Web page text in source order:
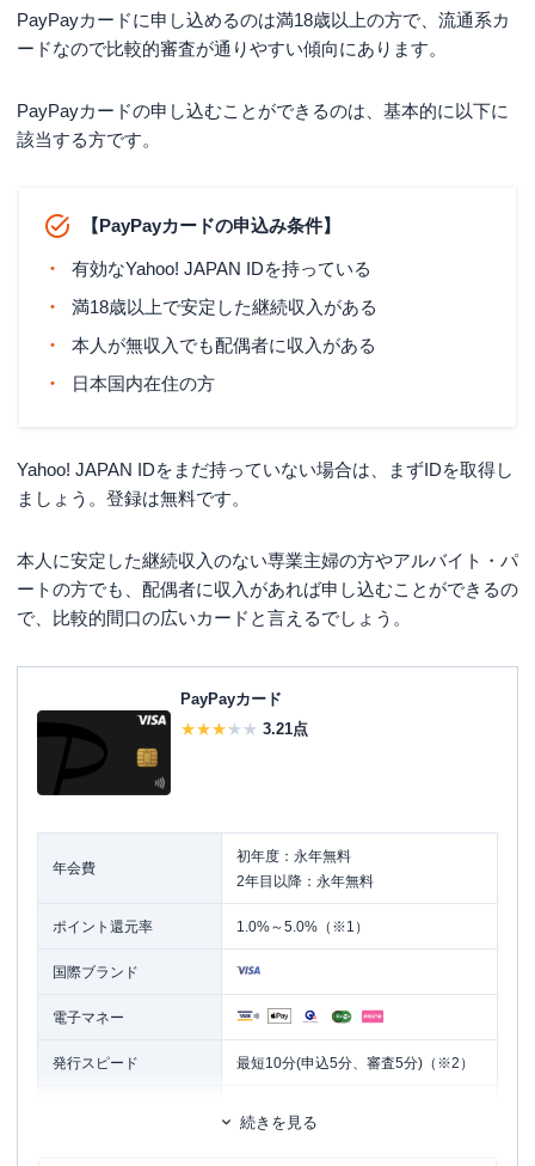
PayPayカードに申し込めるのは満18歳以上の方で、流通系カ
ードなので比較的審査が通りやすい傾向にあります。
PayPayカードの申し込むことができるのは、基本的に以下に
該当する方です。
【PayPayカードの申込み条件】
有効なYahoo! JAPAN IDを持っている
満18歳以上で安定した継続収入がある
本人が無収入でも配偶者に収入がある
日本国内在住の方
Yahoo! JAPAN IDをまだ持っていない場合は、まずIDを取得し
ましょう。登録は無料です。
本人に安定した継続収入のない専業主婦の方やアルバイト・パ
ートの方でも、配偶者に収入があれば申し込むことができるの
で、比較的間口の広いカードと言えるでしょう。
PayPayカード
3.21点
年会費
初年度：永年無料
2年目以降：永年無料
ポイント還元率 1.0%～5.0%（※1）
国際ブランド
電子マネー
発行スピード 最短10分(申込5分、審査5分)（※2）
家族カード
続きを見る